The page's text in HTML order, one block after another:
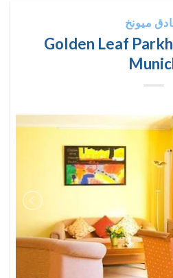
ميونخ
Golden Leaf